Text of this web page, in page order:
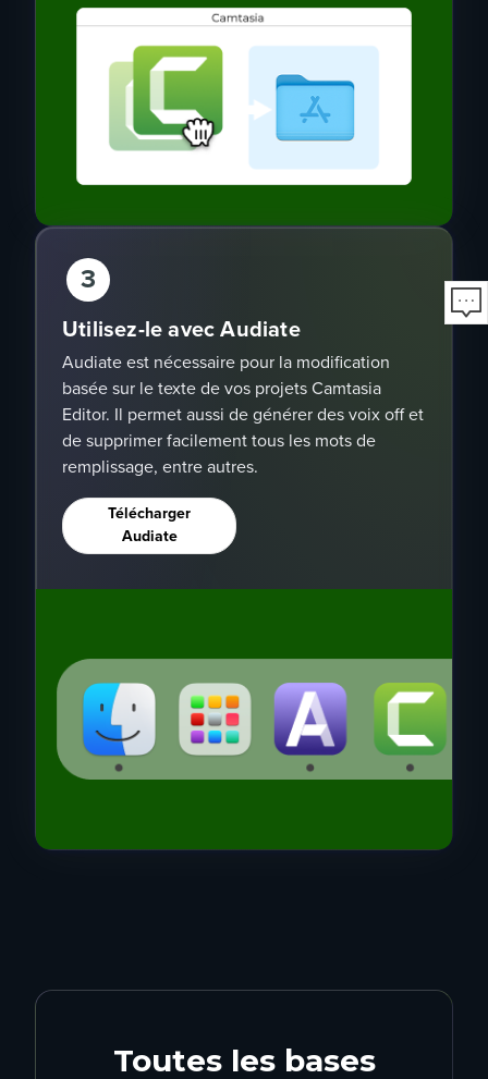
3
Utilisez-le avec Audiate
Audiate est nécessaire pour la modification
basée sur le texte de vos projets Camtasia
Editor. Il permet aussi de générer des voix off et
de supprimer facilement tous les mots de
remplissage, entre autres.
Télécharger
Audiate
Toutes les bases